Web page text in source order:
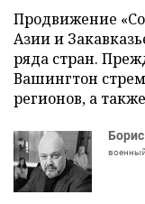
Продвижение
Азии и
ряда стран.
Вашингтон
регионов, а